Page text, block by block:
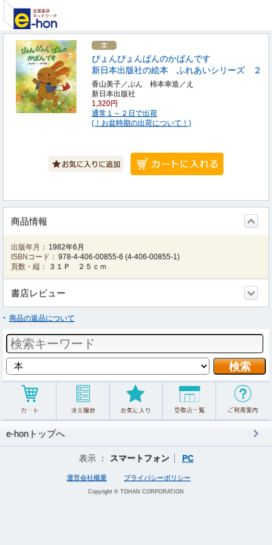
ぴょんぴょんぱんのかばんです
新日本出版社の絵本 ふれあいシリーズ ２
香山美子／ぶん 柿本幸造／え
新日本出版社
1,320円
通常１～２日で出荷
(！お盆時期の出荷について！)
商品情報
出版年月： 1982年6月
ISBNコード： 978-4-406-00855-6 (4-406-00855-1)
頁数・縦：
３１Ｐ ２５ｃｍ
書店レビュー
商品の返品について
e-honトップへ
表示 ： スマートフォン PC
運営会社概要 プライバシーポリシー
Copyright © TOHAN CORPORATION